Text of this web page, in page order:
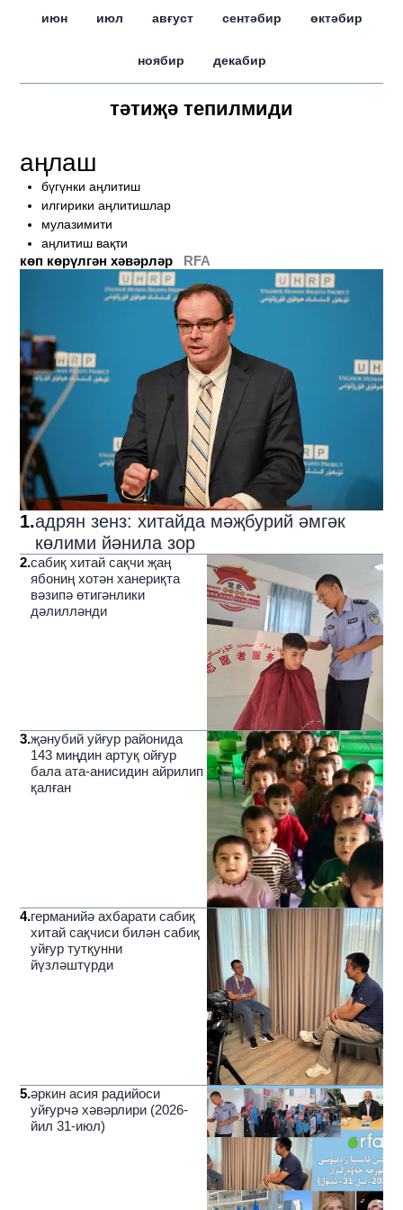
июн июл авғуст сентәбир өктәбир
ноябир декабир
тәтиҗә тепилмиди
аңлаш
бүгүнки аңлитиш
илгирики аңлитишлар
мулазимити
аңлитиш вақти
көп көрүлгән хәвәрләр RFA
1.адрян зенз: хитайда мәҗбурий әмгәк
көлими йәнила зор
2.сабиқ хитай сақчи җаң
ябониң хотән ханериқта
вәзипә өтигәнлики
дәлилләнди
3.җәнубий уйғур районида
143 миңдин артуқ ойғур
бала ата-анисидин айрилип
қалған
4.германийә ахбарати сабиқ
хитай сақчиси билән сабиқ
уйғур тутқунни
йүзләштүрди
5.әркин асия радийоси
уйғурчә хәвәрлири (2026-
йил 31-июл)